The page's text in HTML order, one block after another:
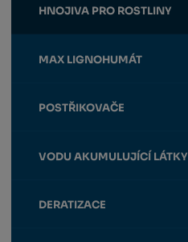
HNOJIVA PRO ROSTLINY
MAX LIGNOHUMÁT
POSTŘIKOVAČE
VODU AKUMULUJÍCÍ LÁTKY
DERATIZACE